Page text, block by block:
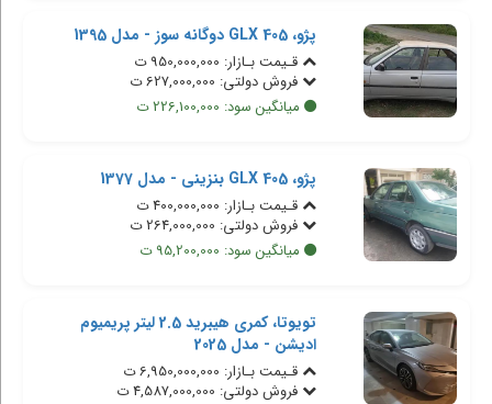
پژو، 405 GLX دوگانه سوز - مدل 1395
قـیمت بـازار: 950,000,000 ت
فروش دولتی: 627,000,000 ت
میانگین سود: 226,100,000 ت
پژو، 405 GLX بنزینی - مدل 1377
قـیمت بـازار: 400,000,000 ت
فروش دولتی: 264,000,000 ت
میانگین سود: 95,200,000 ت
تویوتا، کمری هیبرید 2.5 لیتر پریمیوم
ادیشن - مدل 2025
قـیمت بـازار: 6,950,000,000 ت
فروش دولتی: 4,587,000,000 ت